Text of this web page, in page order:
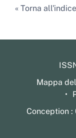
Torna all'indice
Mappa
Conception :